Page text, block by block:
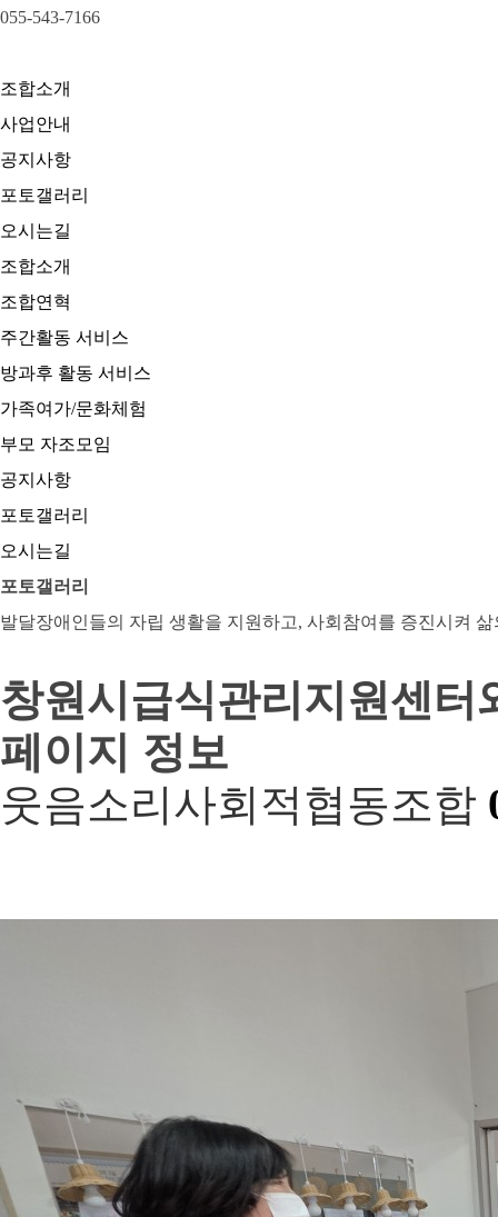
055-543-7166
조합소개
사업안내
공지사항
포토갤러리
오시는길
조합소개
조합연혁
주간활동 서비스
방과후 활동 서비스
가족여가/문화체험
부모 자조모임
공지사항
포토갤러리
오시는길
포토갤러리
발달장애인들의 자립 생활을 지원하고, 사회참여를 증진시켜
창원시급식관리지원센
페이지 정보
웃음소리사회적협동조합